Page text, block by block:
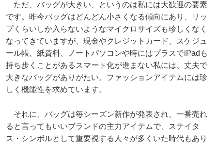
ただ、バッグが大きい、というのは私には大歓迎の要素
です。昨今バッグはどんどん小さくなる傾向にあり、リッ
プくらいしか入らないようなマイクロサイズも珍しくなく
なってきていますが、現金やクレジットカード、スケジュ
ール帳、紙資料、ノートパソコンや時にはプラスでiPadも
持ち歩くことがあるスマート化が進まない私には、丈夫で
大きなバッグがありがたい。ファッションアイテムには珍
しく機能性を求めています。
それに、バッグは毎シーズン新作が発表され、一番売れ
ると言ってもいいブランドの主力アイテムで、ステイタ
ス・シンボルとして重要視する人々が多くいた時代もあり